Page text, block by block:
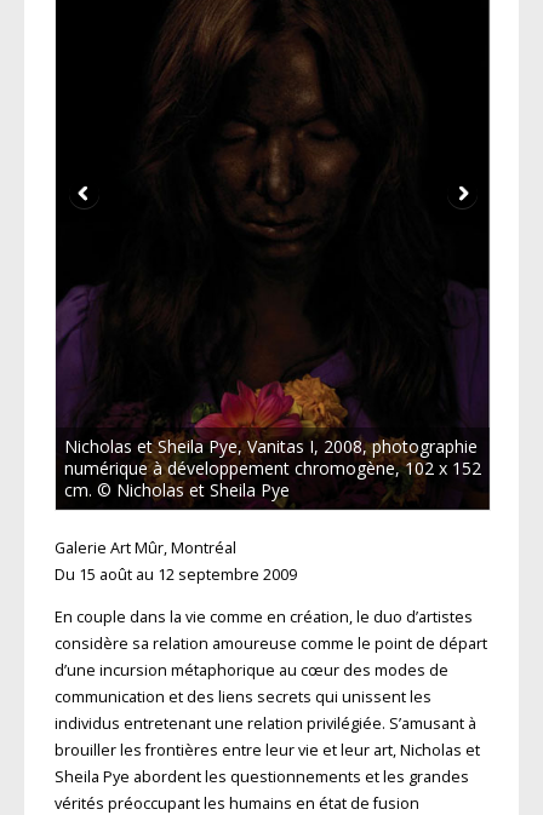
Nicholas et Sheila Pye, Vanitas I, 2008, photographie
numérique à développement chromogène, 102 x 152
cm. © Nicholas et Sheila Pye
Galerie Art Mûr, Montréal
Du 15 août au 12 septembre 2009
En couple dans la vie comme en création, le duo d’artistes
considère sa relation amoureuse comme le point de départ
d’une incursion métaphorique au cœur des modes de
communication et des liens secrets qui unissent les
individus entretenant une relation privilégiée. S’amusant à
brouiller les frontières entre leur vie et leur art, Nicholas et
Sheila Pye abordent les questionnements et les grandes
vérités préoccupant les humains en état de fusion